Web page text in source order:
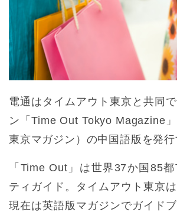
電通はタイムアウト東京と共同
ン「Time Out Tokyo Magazine
東京マガジン）の中国語版を発行
「Time Out」は世界37か国85
ティガイド。タイムアウト東京は
現在は英語版マガジンでガイド